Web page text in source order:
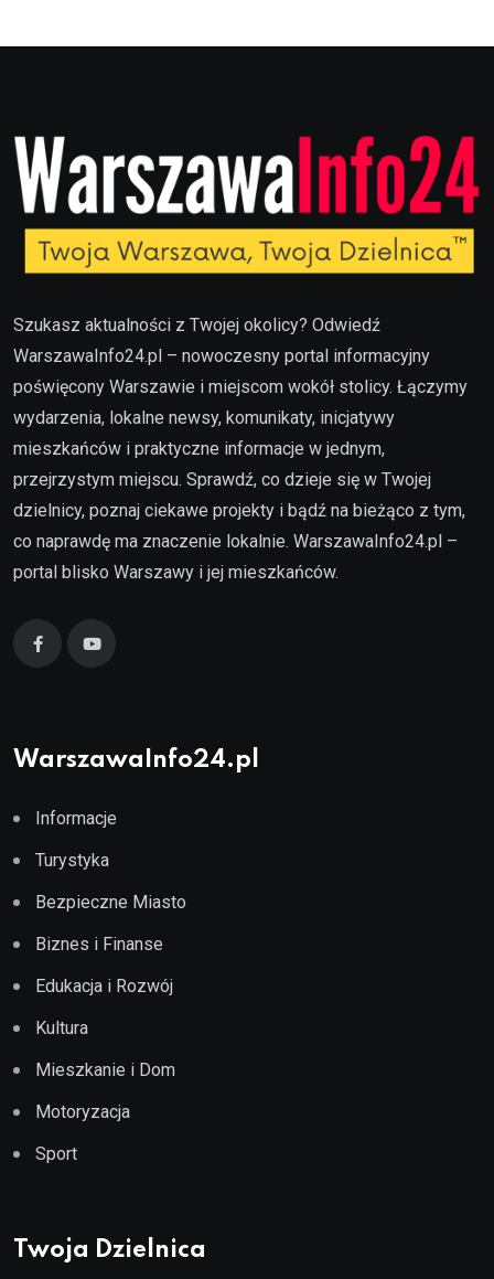
Szukasz aktualności z Twojej okolicy? Odwiedź
WarszawaInfo24.pl – nowoczesny portal informacyjny
poświęcony Warszawie i miejscom wokół stolicy. Łączymy
wydarzenia, lokalne newsy, komunikaty, inicjatywy
mieszkańców i praktyczne informacje w jednym,
przejrzystym miejscu. Sprawdź, co dzieje się w Twojej
dzielnicy, poznaj ciekawe projekty i bądź na bieżąco z tym,
co naprawdę ma znaczenie lokalnie. WarszawaInfo24.pl –
portal blisko Warszawy i jej mieszkańców.
WarszawaInfo24.pl
Informacje
Turystyka
Bezpieczne Miasto
Biznes i Finanse
Edukacja i Rozwój
Kultura
Mieszkanie i Dom
Motoryzacja
Sport
Twoja Dzielnica